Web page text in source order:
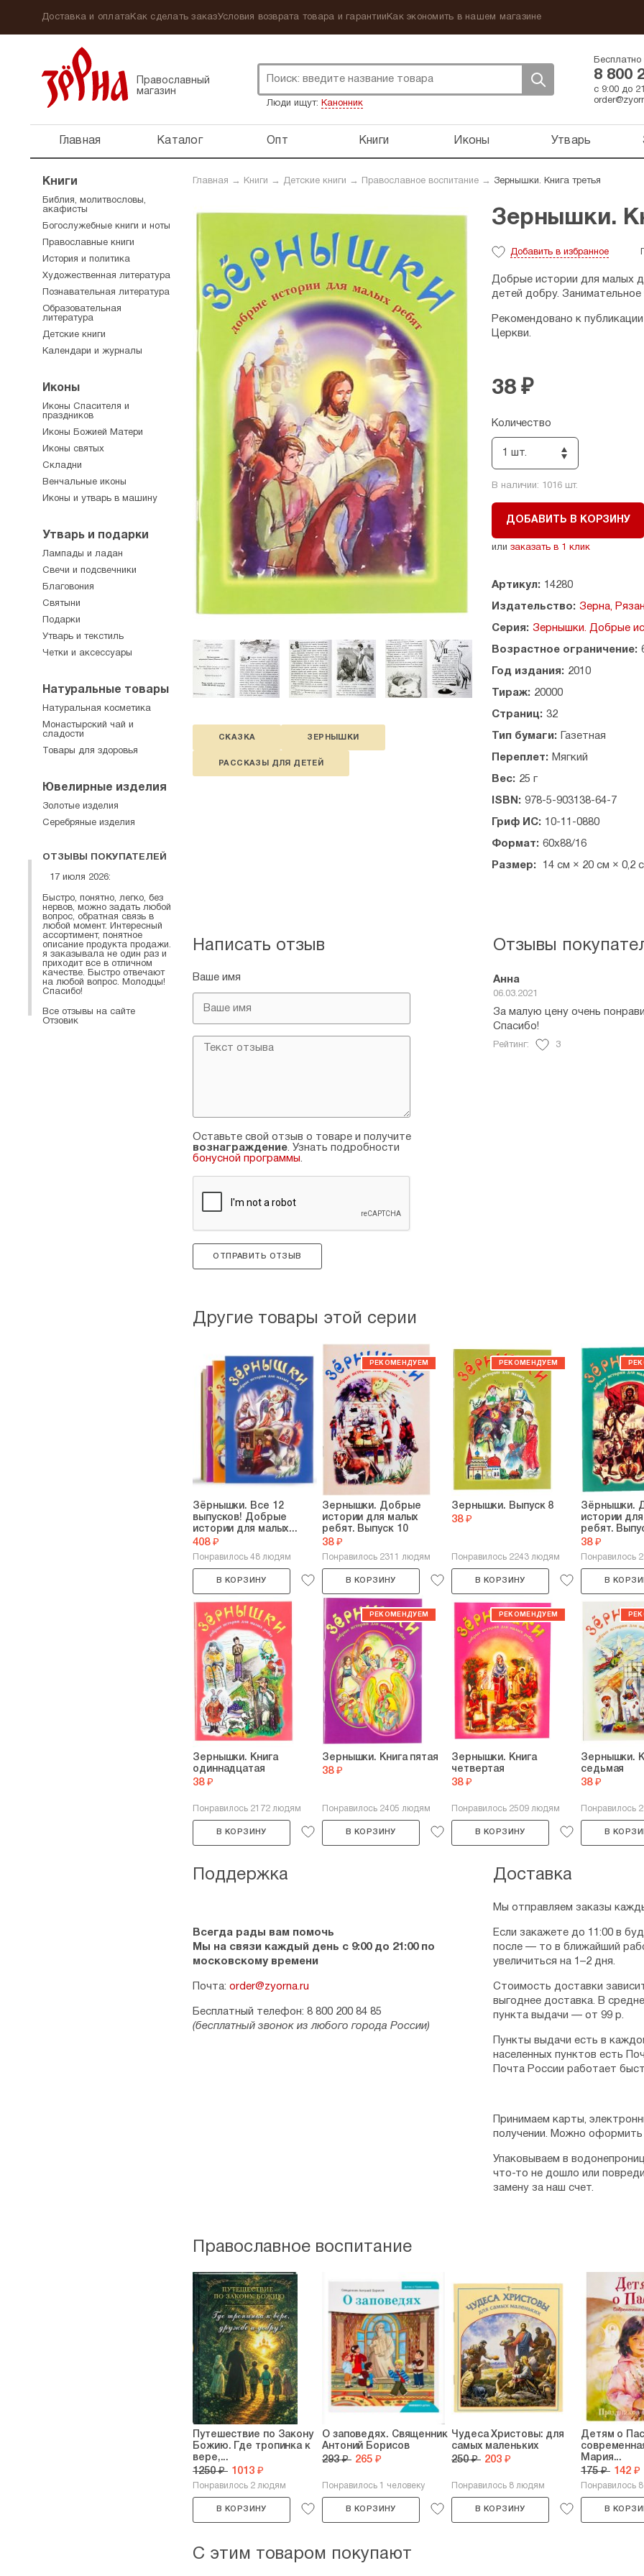
Доставка и оплатаКак сделать заказУсловия возврата товара и гарантии Как экономить в нашем магазине
Православный
магазин
Люди ищут: Канонник
Бесплатно
8 800
с 9:00 до
Главная Каталог Опт Книги Иконы Утварь
Главная → Книги → Детские книги → Православное воспитание → Зернышки. Книга третья
СКАЗКА ЗЕРНЫШКИ
РАССКАЗЫ ДЛЯ ДЕТЕЙ
Зернышки.
Добавить в избранное
Добрые истории для малых
детей добру. Занимательное
Рекомендовано к
Церкви.
38 ₽
Количество
1 шт.
В наличии: 1016шт.
ДОБАВИТЬ В КОРЗИНУ
или заказать в 1 клик
Артикул: 14280
Издательство: Зерна,
Серия: Зернышки. Добрые
Возрастное ограничение:
Год издания: 2010
Тираж: 20000
Страниц: 32
Тип бумаги: Газетная
Переплет: Мягкий
Вес: 25 г
ISBN: 978-5-903138-64-7
Гриф ИС: 10-11-0880
Формат: 60х88/16
Размер: 14 см × 20 см × 0,2
Написать отзыв
Ваше имя
Оставьте свой отзыв о товаре и получите
вознаграждение. Узнать подробности
бонусной программы.
ОТПРАВИТЬ ОТЗЫВ
Отзывы
Анна
06.03.2021
За малую цену очень
Спасибо!
Рейтинг: 3
Другие товары этой серии
Зёрнышки. Все 12
выпусков! Добрые
истории для малых...
408 ₽
Понравилось 48 людям
В КОРЗИНУ
Зернышки. Добрые
истории для малых
ребят. Выпуск 10
38 ₽
Понравилось 2311 людям
В КОРЗИНУ
Зернышки. Выпуск 8
38 ₽
Понравилось 2243 людям
В КОРЗИНУ
Зёрнышки.
истории
ребят.
38 ₽
Понравилось
В
Зернышки. Книга
одиннадцатая
38 ₽
Понравилось 2172 людям
В КОРЗИНУ
Зернышки. Книга пятая
38 ₽
Понравилось 2405 людям
В КОРЗИНУ
Зернышки. Книга
четвертая
38 ₽
Понравилось 2509 людям
В КОРЗИНУ
Зернышки.
седьмая
38 ₽
Понравилось
В
Поддержка
Всегда рады вам помочь
Мы на связи каждый день с 9:00 до 21:00 по
московскому времени
Почта: order@zyorna.ru
Бесплатный телефон: 8 800 200 84 85
(бесплатный звонок из любого города России)
Доставка
Мы отправляем заказы
Если закажете до 11:00 в
после — то в ближайший
увеличиться на 1–2 дня.
Стоимость доставки
выгоднее доставка. В
пункта выдачи — от 99 р.
Пункты выдачи есть в
населенных пунктов есть
Почта России работает
Принимаем карты,
получении. Можно оформить
Упаковываем в
что-то не дошло или
замену за наш счет.
Православное воспитание
Путешествие по Закону
Божию. Где тропинка к
вере,...
1250 ₽ 1013 ₽
Понравилось 2 людям
В КОРЗИНУ
О заповедях. Священник
Антоний Борисов
293 ₽ 265 ₽
Понравилось 1 человеку
В КОРЗИНУ
Чудеса Христовы: для
самых маленьких
250 ₽ 203 ₽
Понравилось 8 людям
В КОРЗИНУ
Детям о
Мария...
175 ₽ 142 ₽
Понравилось
В
С этим товаром покупают
Книги
Библия, молитвословы,
акафисты
Богослужебные книги и ноты
Православные книги
История и политика
Художественная литература
Познавательная литература
Образовательная
литература
Детские книги
Календари и журналы
Иконы
Иконы Спасителя и
праздников
Иконы Божией Матери
Иконы святых
Складни
Венчальные иконы
Иконы и утварь в машину
Утварь и подарки
Лампады и ладан
Свечи и подсвечники
Благовония
Святыни
Подарки
Утварь и текстиль
Четки и аксессуары
Натуральные товары
Натуральная косметика
Монастырский чай и
сладости
Товары для здоровья
Ювелирные изделия
Золотые изделия
Серебряные изделия
ОТЗЫВЫ ПОКУПАТЕЛЕЙ
17 июля 2026:
Быстро, понятно, легко, без
нервов, можно задать любой
вопрос, обратная связь в
любой момент. Интересный
ассортимент, понятное
описание продукта продажи.
я заказывала не один раз и
приходит все в отличном
качестве. Быстро отвечают
на любой вопрос. Молодцы!
Спасибо!
Все отзывы на сайте
Отзовик